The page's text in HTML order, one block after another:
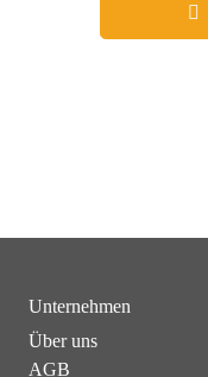
Unternehmen
Über uns
AGB